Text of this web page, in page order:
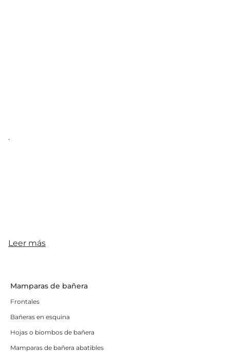
.
Leer más
Mamparas de bañera
Frontales
Bañeras en esquina
Hojas o biombos de bañera
Mamparas de bañera abatibles